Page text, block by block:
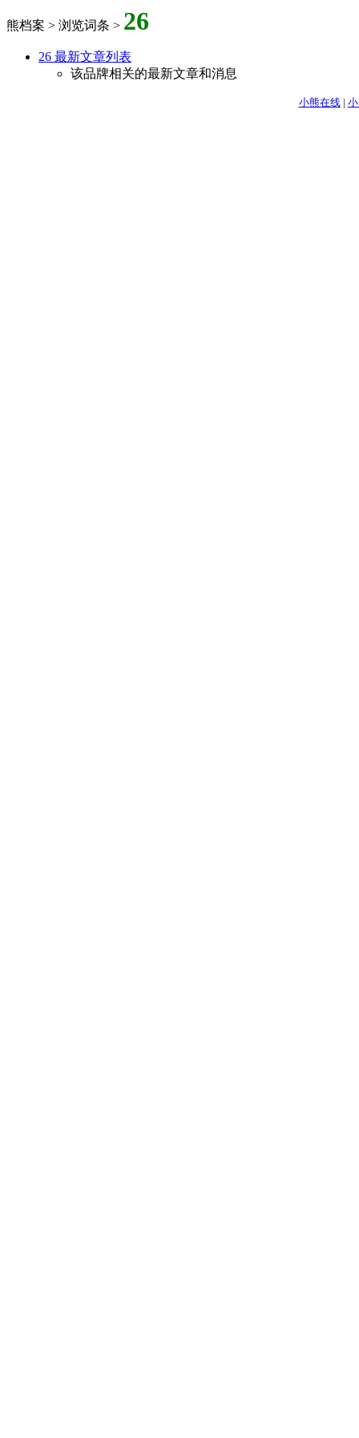
熊档案 > 浏览词条 > 26
26 最新文章列表
该品牌相关的最新文章和消息
小熊在线|